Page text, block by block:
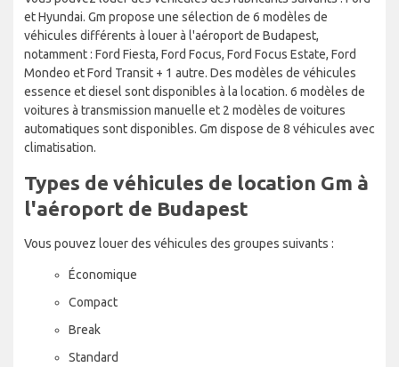
et Hyundai. Gm propose une sélection de 6 modèles de
véhicules différents à louer à l'aéroport de Budapest,
notamment : Ford Fiesta, Ford Focus, Ford Focus Estate, Ford
Mondeo et Ford Transit + 1 autre. Des modèles de véhicules
essence et diesel sont disponibles à la location. 6 modèles de
voitures à transmission manuelle et 2 modèles de voitures
automatiques sont disponibles. Gm dispose de 8 véhicules avec
climatisation.
Types de véhicules de location Gm à
l'aéroport de Budapest
Vous pouvez louer des véhicules des groupes suivants :
Économique
Compact
Break
Standard